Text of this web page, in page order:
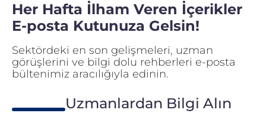
Her Hafta İlham Veren İçerikler
E-posta Kutunuza Gelsin!
Sektördeki en son gelişmeleri, uzman
görüşlerini ve bilgi dolu rehberleri e-posta
bültenimiz aracılığıyla edinin.
Uzmanlardan Bilgi Alın